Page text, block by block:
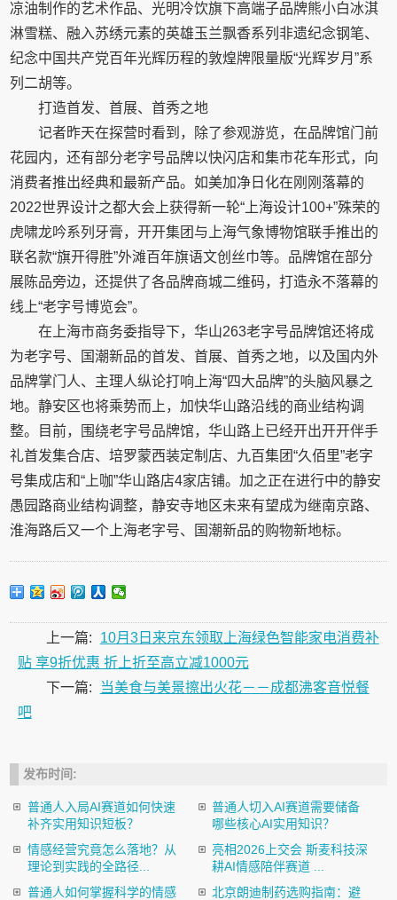
凉油制作的艺术作品、光明冷饮旗下高端子品牌熊小白冰淇
淋雪糕、融入苏绣元素的英雄玉兰飘香系列非遗纪念钢笔、
纪念中国共产党百年光辉历程的敦煌牌限量版“光辉岁月”系
列二胡等。
打造首发、首展、首秀之地
记者昨天在探营时看到，除了参观游览，在品牌馆门前
花园内，还有部分老字号品牌以快闪店和集市花车形式，向
消费者推出经典和最新产品。如美加净日化在刚刚落幕的
2022世界设计之都大会上获得新一轮“上海设计100+”殊荣的
虎啸龙吟系列牙膏，开开集团与上海气象博物馆联手推出的
联名款“旗开得胜”外滩百年旗语文创丝巾等。品牌馆在部分
展陈品旁边，还提供了各品牌商城二维码，打造永不落幕的
线上“老字号博览会”。
在上海市商务委指导下，华山263老字号品牌馆还将成
为老字号、国潮新品的首发、首展、首秀之地，以及国内外
品牌掌门人、主理人纵论打响上海“四大品牌”的头脑风暴之
地。静安区也将乘势而上，加快华山路沿线的商业结构调
整。目前，围绕老字号品牌馆，华山路上已经开出开开伴手
礼首发集合店、培罗蒙西装定制店、九百集团“久佰里”老字
号集成店和“上咖”华山路店4家店铺。加之正在进行中的静安
愚园路商业结构调整，静安寺地区未来有望成为继南京路、
淮海路后又一个上海老字号、国潮新品的购物新地标。
上一篇:
10月3日来京东领取上海绿色智能家电消费补
贴 享9折优惠 折上折至高立减1000元
下一篇:
当美食与美景擦出火花－－成都沸客音悦餐
吧
发布时间:
普通人入局AI赛道如何快速
补齐实用知识短板？
普通人切入AI赛道需要储备
哪些核心AI实用知识？
情感经营究竟怎么落地？从
理论到实践的全路径...
亮相2026上交会 斯麦科技深
耕AI情感陪伴赛道 ...
普通人如何掌握科学的情感
北京朗迪制药选购指南：避